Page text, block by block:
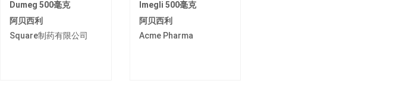
Dumeg 500毫克
阿贝西利
Square制药有限公司
Imegli 500毫克
阿贝西利
Acme Pharma